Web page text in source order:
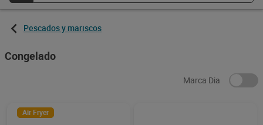
Pescados y mariscos
Congelado
Marca Dia
Air Fryer